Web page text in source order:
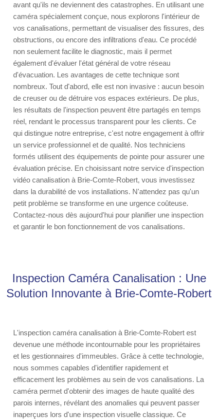
avant qu'ils ne deviennent des catastrophes. En utilisant une
caméra spécialement conçue, nous explorons l'intérieur de
vos canalisations, permettant de visualiser des fissures, des
obstructions, ou encore des infiltrations d'eau. Ce procédé
non seulement facilite le diagnostic, mais il permet
également d'évaluer l'état général de votre réseau
d'évacuation. Les avantages de cette technique sont
nombreux. Tout d'abord, elle est non invasive : aucun besoin
de creuser ou de détruire vos espaces extérieurs. De plus,
les résultats de l'inspection peuvent être partagés en temps
réel, rendant le processus transparent pour les clients. Ce
qui distingue notre entreprise, c'est notre engagement à offrir
un service professionnel et de qualité. Nos techniciens
formés utilisent des équipements de pointe pour assurer une
évaluation précise. En choisissant notre service d'inspection
vidéo canalisation à Brie-Comte-Robert, vous investissez
dans la durabilité de vos installations. N'attendez pas qu'un
petit problème se transforme en une urgence coûteuse.
Contactez-nous dès aujourd'hui pour planifier une inspection
et garantir le bon fonctionnement de vos canalisations.
Inspection Caméra Canalisation : Une
Solution Innovante à Brie-Comte-Robert
L'inspection caméra canalisation à Brie-Comte-Robert est
devenue une méthode incontournable pour les propriétaires
et les gestionnaires d'immeubles. Grâce à cette technologie,
nous sommes capables d'identifier rapidement et
efficacement les problèmes au sein de vos canalisations. La
caméra permet d'obtenir des images de haute qualité des
parois internes, révélant des anomalies qui peuvent passer
inaperçues lors d'une inspection visuelle classique. Ce